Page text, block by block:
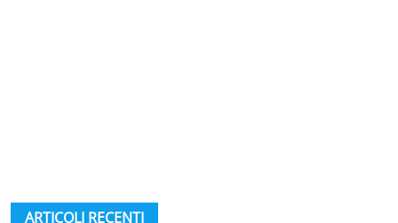
ARTICOLI RECENTI